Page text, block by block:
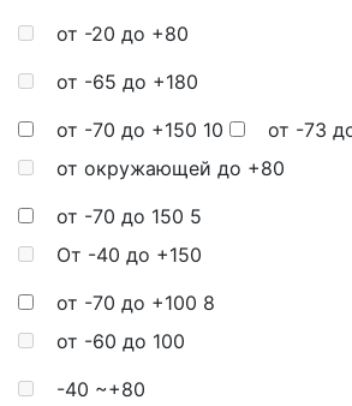
от -20 до +80
от -65 до +180
от -70 до +150 10 от -73
от окружающей до +80
от -70 до 150 5
От -40 до +150
от -70 до +100 8
от -60 до 100
-40 ~+80